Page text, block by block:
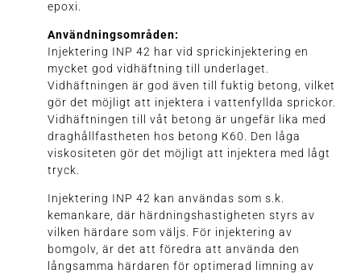
epoxi.
Användningsområden:
Injektering INP 42 har vid sprickinjektering en
mycket god vidhäftning till underlaget.
Vidhäftningen är god även till fuktig betong, vilket
gör det möjligt att injektera i vattenfyllda sprickor.
Vidhäftningen till våt betong är ungefär lika med
draghållfastheten hos betong K60. Den låga
viskositeten gör det möjligt att injektera med lågt
tryck.
Injektering INP 42 kan användas som s.k.
kemankare, där härdningshastigheten styrs av
vilken härdare som väljs. För injektering av
bomgolv, är det att föredra att använda den
långsamma härdaren för optimerad limning av